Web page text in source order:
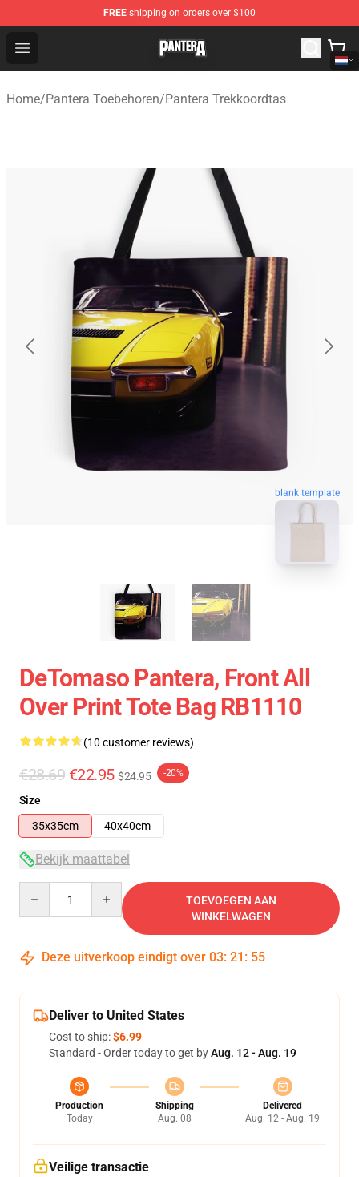
FREE shipping on orders over $100
Open menu
Pantera Store - Official Pantera Merchandise Shop
Home/Pantera Toebehoren/Pantera Trekkoordtas
blank template
DeTomaso Pantera, Front All
Over Print Tote Bag RB1110
(10 customer reviews)
€28.69 €22.95 $24.95 -20%
Size
35x35cm
40x40cm
Bekijk maattabel
TOEVOEGEN AAN
WINKELWAGEN
Deze uitverkoop eindigt over 03: 21 : 54
Deliver to United States
Cost to ship:$6.99
Standard - Order today to get byAug. 12 - Aug. 19
Production
Today
Shipping
Aug. 08
Delivered
Aug. 12 - Aug. 19
Veilige transactie